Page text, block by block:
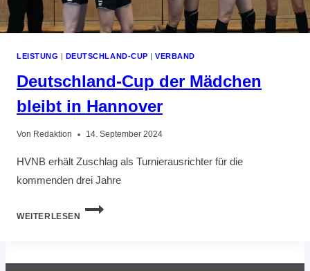
LEISTUNG | DEUTSCHLAND-CUP |VERBAND
Deutschland-Cup der Mädchen
bleibt in Hannover
Von Redaktion 14. September 2024
HVNB erhält Zuschlag als Turnierausrichter für die
kommenden drei Jahre
WEITERLESEN
DEUTSCHLAND-
BLEIBT